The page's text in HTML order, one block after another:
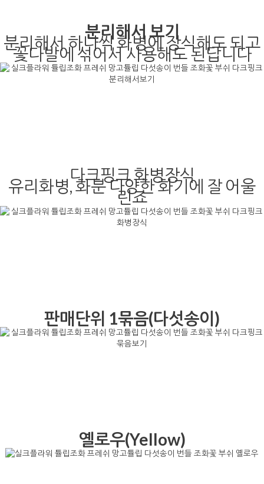
분리해서 보기
분리해서 하나씩 화병에 장식해도 되고
꽃다발에 섞어서 사용해도 된답니다
다크핑크 화병장식
유리화병, 화분 다양한 화기에 잘 어울
린죠
판매단위 1묶음(다섯송이)
옐로우(Yellow)